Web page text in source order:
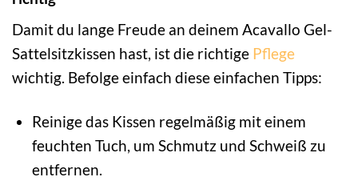
Damit du lange Freude an deinem Acavallo Gel-
Sattelsitzkissen hast, ist die richtige Pflege
wichtig. Befolge einfach diese einfachen Tipps:
Reinige das Kissen regelmäßig mit einem
feuchten Tuch, um Schmutz und Schweiß zu
entfernen.